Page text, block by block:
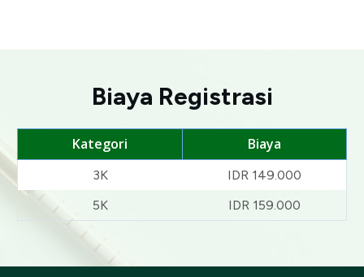
Biaya Registrasi
Kategori Biaya
3K
IDR 149.000
5K
IDR 159.000